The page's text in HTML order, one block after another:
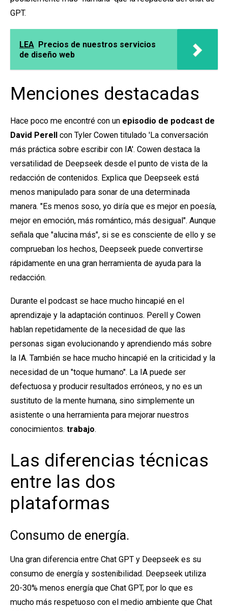
GPT.
LEA Precios de nuestros servicios
de diseño web
Menciones destacadas
Hace poco me encontré con un episodio de podcast de
David Perell con Tyler Cowen titulado 'La conversación
más práctica sobre escribir con IA'. Cowen destaca la
versatilidad de Deepseek desde el punto de vista de la
redacción de contenidos. Explica que Deepseek está
menos manipulado para sonar de una determinada
manera. "Es menos soso, yo diría que es mejor en poesía,
mejor en emoción, más romántico, más desigual". Aunque
señala que "alucina más", si se es consciente de ello y se
comprueban los hechos, Deepseek puede convertirse
rápidamente en una gran herramienta de ayuda para la
redacción.
Durante el podcast se hace mucho hincapié en el
aprendizaje y la adaptación continuos. Perell y Cowen
hablan repetidamente de la necesidad de que las
personas sigan evolucionando y aprendiendo más sobre
la IA. También se hace mucho hincapié en la criticidad y la
necesidad de un "toque humano". La IA puede ser
defectuosa y producir resultados erróneos, y no es un
sustituto de la mente humana, sino simplemente un
asistente o una herramienta para mejorar nuestros
conocimientos. trabajo.
Las diferencias técnicas
entre las dos
plataformas
Consumo de energía.
Una gran diferencia entre Chat GPT y Deepseek es su
consumo de energía y sostenibilidad. Deepseek utiliza
20-30% menos energía que Chat GPT, por lo que es
mucho más respetuoso con el medio ambiente que Chat